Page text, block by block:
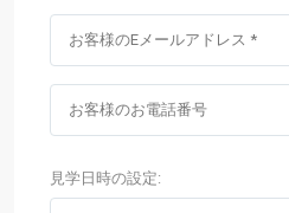
見学日時の設定: